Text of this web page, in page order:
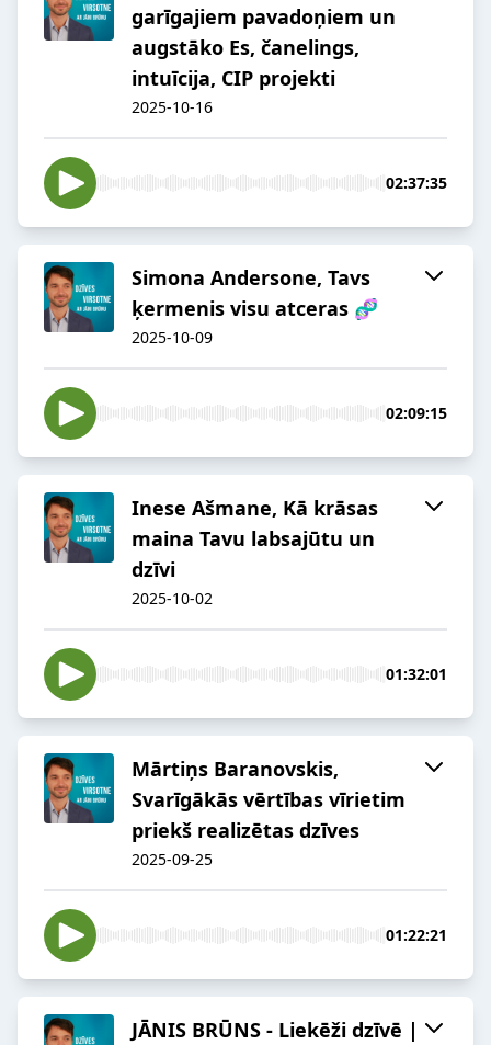
garīgajiem pavadoņiem un
augstāko Es, čanelings,
intuīcija, CIP projekti
2025-10-16
02:37:35
Simona Andersone, Tavs
ķermenis visu atceras 🧬
2025-10-09
02:09:15
Inese Ašmane, Kā krāsas
maina Tavu labsajūtu un
dzīvi
2025-10-02
01:32:01
Mārtiņs Baranovskis,
Svarīgākās vērtības vīrietim
priekš realizētas dzīves
2025-09-25
01:22:21
JĀNIS BRŪNS - Liekēži dzīvē |